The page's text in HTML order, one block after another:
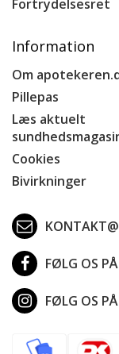
Fortrydelsesret
Information
Om
Pillepas
Læs aktuelt
Cookies
Bivirkninger
FØLG OS
FØLG OS